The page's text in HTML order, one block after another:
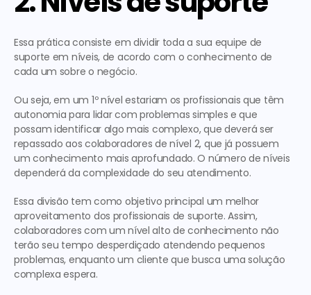
Essa prática consiste em dividir toda a sua equipe de
suporte em níveis, de acordo com o conhecimento de
cada um sobre o negócio.
Ou seja, em um 1º nível estariam os profissionais que têm
autonomia para lidar com problemas simples e que
possam identificar algo mais complexo, que deverá ser
repassado aos colaboradores de nível 2, que já possuem
um conhecimento mais aprofundado. O número de níveis
dependerá da complexidade do seu atendimento.
Essa divisão tem como objetivo principal um melhor
aproveitamento dos profissionais de suporte. Assim,
colaboradores com um nível alto de conhecimento não
terão seu tempo desperdiçado atendendo pequenos
problemas, enquanto um cliente que busca uma solução
complexa espera.